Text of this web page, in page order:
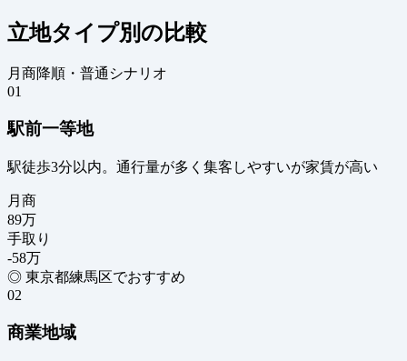
立地タイプ別の比較
月商降順・普通シナリオ
01
駅前一等地
駅徒歩3分以内。通行量が多く集客しやすいが家賃が高い
月商
89万
手取り
-58万
◎ 東京都練馬区でおすすめ
02
商業地域